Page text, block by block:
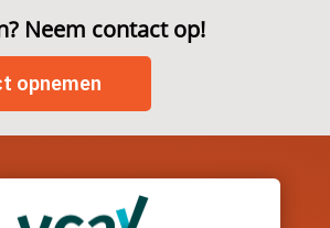
Neem contact op!
opnemen